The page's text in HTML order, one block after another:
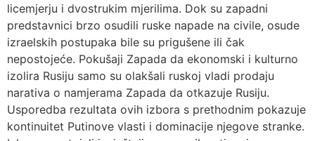
licemjerju i dvostrukim mjerilima. Dok su zapadni
predstavnici brzo osudili ruske napade na civile, osude
izraelskih postupaka bile su prigušene ili čak
nepostojeće. Pokušaji Zapada da ekonomski i kulturno
izolira Rusiju samo su olakšali ruskoj vladi prodaju
narativa o namjerama Zapada da otkazuje Rusiju.
Usporedba rezultata ovih izbora s prethodnim pokazuje
kontinuitet Putinove vlasti i dominacije njegove stranke.